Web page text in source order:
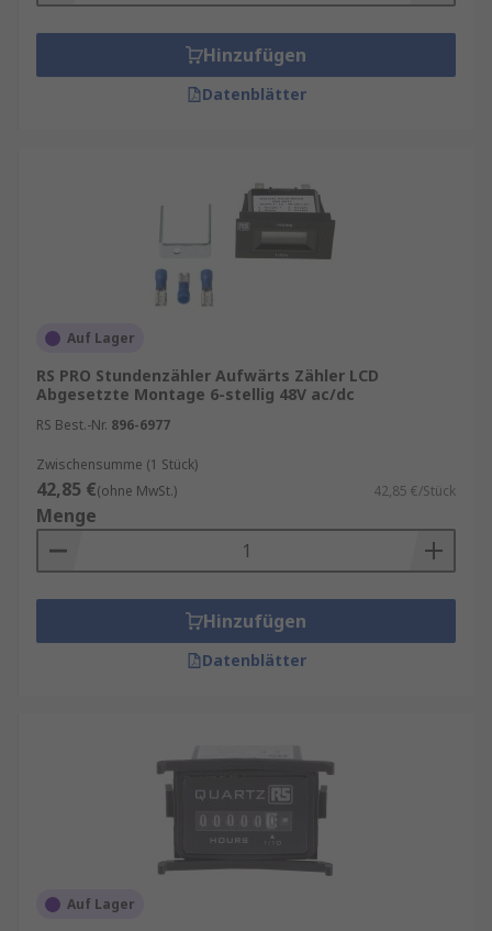
Hinzufügen
Datenblätter
Auf Lager
RS PRO Stundenzähler Aufwärts Zähler LCD
Abgesetzte Montage 6-stellig 48V ac/dc
RS Best.-Nr. 896-6977
Zwischensumme (1 Stück)
42,85 €(ohne MwSt.) 42,85 €/Stück
Menge
Hinzufügen
Datenblätter
Auf Lager